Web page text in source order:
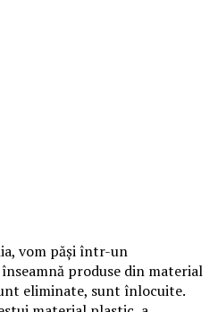
vom păşi într-un
produse din material
eliminate, sunt înlocuite.